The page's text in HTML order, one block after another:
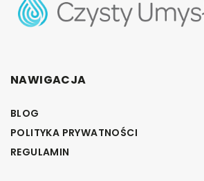
NAWIGACJA
BLOG
POLITYKA PRYWATNOŚCI
REGULAMIN